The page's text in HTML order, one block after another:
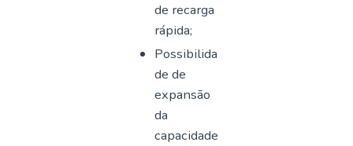
de recarga
rápida;
Possibilida
de de
expansão
da
capacidade